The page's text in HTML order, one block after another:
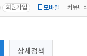
회원가입 모바일 커뮤니티
상세검색